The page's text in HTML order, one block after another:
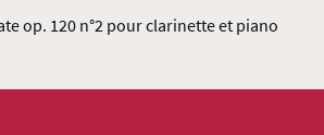
op. 120 n°2 pour clarinette et piano